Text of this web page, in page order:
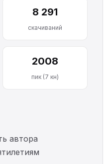
8 291
скачиваний
2008
пик (7 кн)
автора